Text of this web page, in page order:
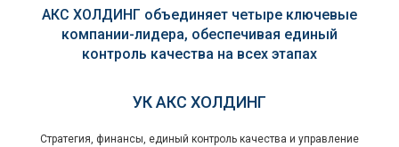
АКС ХОЛДИНГ объединяет четыре ключевые
компании-лидера, обеспечивая единый
контроль качества на всех этапах
УК АКС ХОЛДИНГ
Стратегия, финансы, единый контроль качества и управление